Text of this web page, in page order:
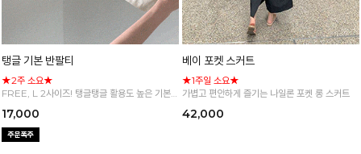
탱글 기본 반팔티
★2주 소요★
FREE, L 2사이즈! 탱글탱글 활용도 높은 기본
17,000
베이 포켓 스커트
★1주일 소요★
가볍고 편안하게 즐기는 나일론 포켓 롱 스커트
42,000